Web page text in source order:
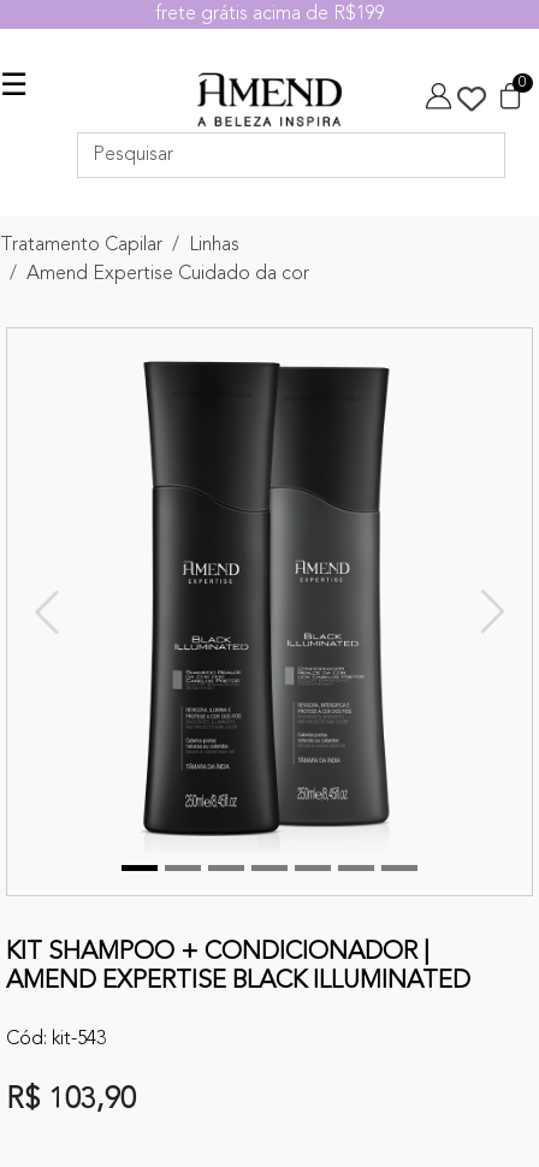
frete grátis acima de R$199
☰ 0
Tratamento Capilar
Linhas
Amend Expertise Cuidado da cor
KIT SHAMPOO + CONDICIONADOR |
AMEND EXPERTISE BLACK ILLUMINATED
Cód: kit-543
R$ 103,90